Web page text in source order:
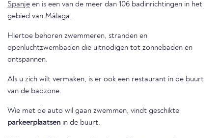
Spanje en is een van de meer dan 106 badinrichtingen in het
gebied van Málaga.
Hiertoe behoren zwemmeren, stranden en
openluchtzwembaden die uitnodigen tot zonnebaden en
ontspannen.
Als u zich wilt vermaken, is er ook een restaurant in de buurt
van de badzone.
Wie met de auto wil gaan zwemmen, vindt geschikte
parkeerplaatsen in de buurt.